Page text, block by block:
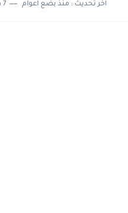
اخر تحديث :منذ بضع اعوام 7 دقائق للقراءة